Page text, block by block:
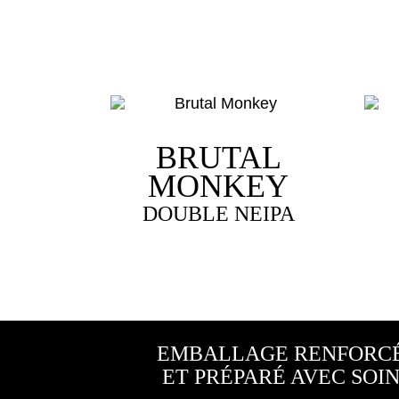
BRUTAL
MONKEY
DOUBLE NEIPA
être
EMBALLAGE
ET PRÉPARÉ AVEC SOIN